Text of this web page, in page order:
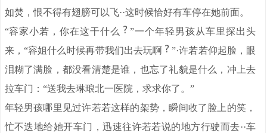
如焚，恨不得有翅膀可以飞··这时候恰好有车停在她前面。
“容家小若，你在这干什么
”一个年轻男孩从车里探出头
来，“容姐什么时候再带我们出去玩啊
”·许若若仰起脸，眼
泪糊了满脸，都没看清楚是谁，也忘了礼貌是什么，冲上去
拉车门：“送我去琳琅北一医院，求求你了。”
年轻男孩哪里见过许若若这样的架势，瞬间收了脸上的笑，
忙不迭地给她开车门，迅速往许若若说的地方行驶而去··车